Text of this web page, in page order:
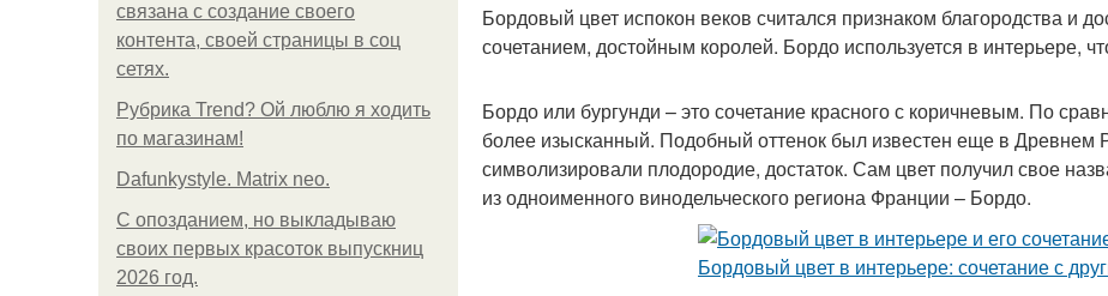
связана с создание своего
контента, своей страницы в соц
сетях.
Рубрика Trend? Ой люблю я ходить
по магазинам!
Dafunkystyle. Matrix neo.
С опозданием, но выкладываю
своих первых красоток выпускниц
2026 год.
Бордовый цвет испокон веков считался признаком благородства и
сочетанием, достойным королей. Бордо используется в интерьере,
Бордо или бургунди – это сочетание красного с коричневым. По
более изысканный. Подобный оттенок был известен еще в Древнем
символизировали плодородие, достаток. Сам цвет получил свое
из одноименного винодельческого региона Франции – Бордо.